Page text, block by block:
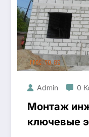
Admin 0
Монтаж
ключевые